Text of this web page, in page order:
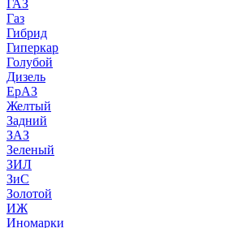
ГАЗ
Газ
Гибрид
Гиперкар
Голубой
Дизель
ЕрАЗ
Желтый
Задний
ЗАЗ
Зеленый
ЗИЛ
ЗиС
Золотой
ИЖ
Иномарки